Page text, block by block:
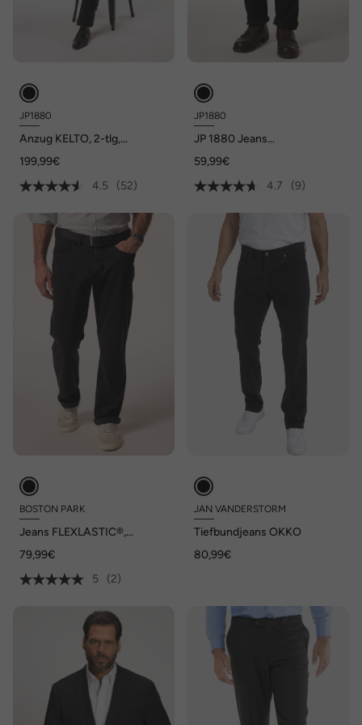
JP1880
Anzug KELTO, 2-tlg,
bisGr.72/36
199,99€
4.5
(52)
JP1880
JP 1880 Jeans
Pocket, Regular Fit, bis Gr.
59,99€
4.7
(9)
BOSTON PARK
Jeans FLEXLASTIC®,
Pocket, bis 72/36
79,99€
5
(2)
JAN VANDERSTORM
Tiefbundjeans OKKO
80,99€